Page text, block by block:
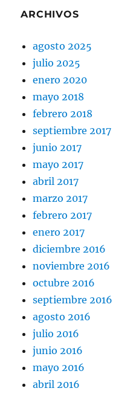
ARCHIVOS
agosto 2025
julio 2025
enero 2020
mayo 2018
febrero 2018
septiembre 2017
junio 2017
mayo 2017
abril 2017
marzo 2017
febrero 2017
enero 2017
diciembre 2016
noviembre 2016
octubre 2016
septiembre 2016
agosto 2016
julio 2016
junio 2016
mayo 2016
abril 2016